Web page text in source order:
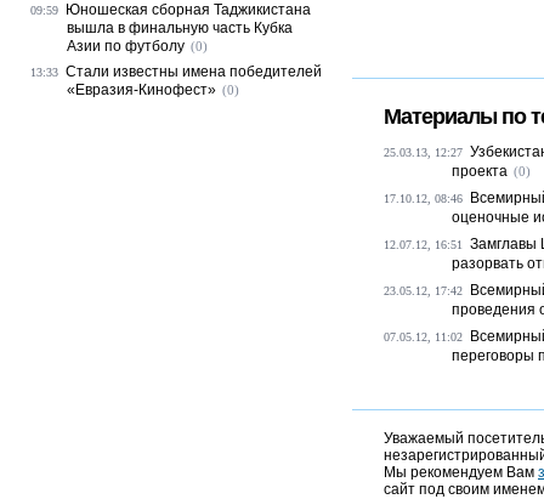
Материалы по
25.03.13, 12:27
проекта (0)
17.10.12, 08:46
оценочные
12.07.12, 16:51
Замглавы
разорвать
23.05.12, 17:42
проведения
07.05.12, 11:02
переговоры
Уважаемый
Мы рекомендуем Вам
сайт под своим
09:59
Юношеская сборная Таджикистана
вышла в финальную часть Кубка
Азии по футболу (0)
13:33 Стали известны имена победителей
«Евразия-Кинофест» (0)